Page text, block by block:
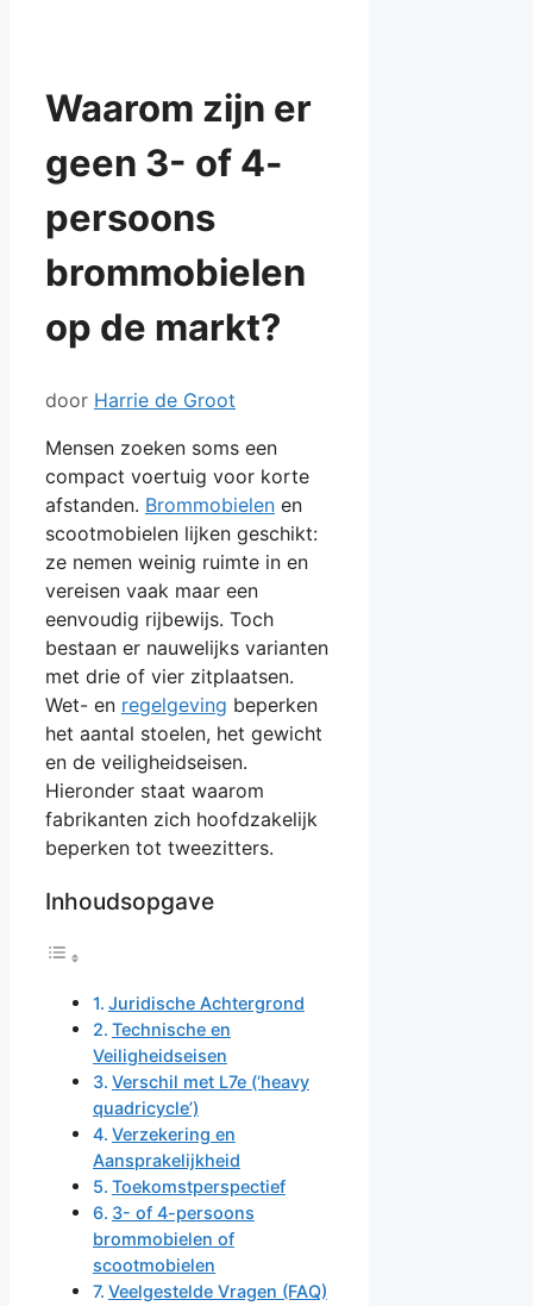
Waarom zijn er
geen 3- of 4-
persoons
brommobielen
op de markt?
door Harrie de Groot
Mensen zoeken soms een
compact voertuig voor korte
afstanden. Brommobielen en
scootmobielen lijken geschikt:
ze nemen weinig ruimte in en
vereisen vaak maar een
eenvoudig rijbewijs. Toch
bestaan er nauwelijks varianten
met drie of vier zitplaatsen.
Wet- en regelgeving beperken
het aantal stoelen, het gewicht
en de veiligheidseisen.
Hieronder staat waarom
fabrikanten zich hoofdzakelijk
beperken tot tweezitters.
Inhoudsopgave
Juridische Achtergrond
Technische en
Veiligheidseisen
Verschil met L7e (‘heavy
quadricycle’)
Verzekering en
Aansprakelijkheid
Toekomstperspectief
3- of 4-persoons
brommobielen of
scootmobielen
Veelgestelde Vragen (FAQ)